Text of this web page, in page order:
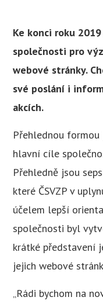
Ke konci roku
společnosti pro
webové stránky.
své poslání i
akcích.
Přehlednou formou
hlavní cíle
Přehledně jsou
které ČSVZP v
účelem lepší
společnosti byl
krátké představení
jejich webové
„Rádi bychom na